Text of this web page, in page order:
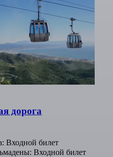
дорога
Входной билет
Входной билет